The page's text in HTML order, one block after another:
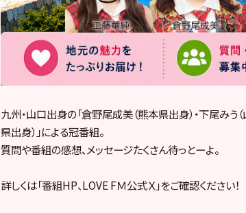
九州・山口出身の「倉野尾成美（熊本県出身）・下尾みう
県出身）」による冠番組。
質問や番組の感想、メッセージたくさん待っとーよ。
詳しくは「番組HP、LOVE FＭ公式Ｘ」をご確認ください！